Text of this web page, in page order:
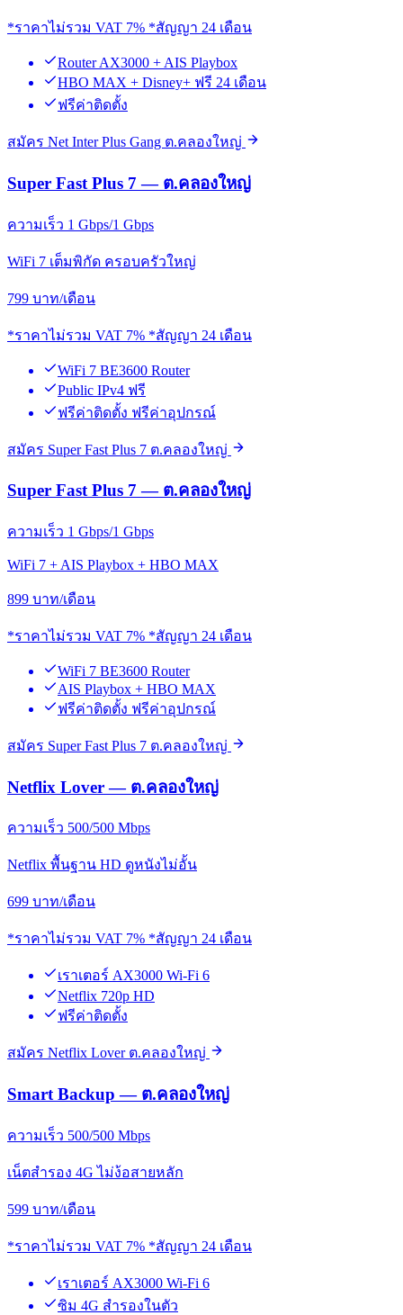
*ราคาไม่รวม VAT 7% *สัญญา 24 เดือน
Router AX3000 + AIS Playbox
HBO MAX + Disney+ ฟรี 24 เดือน
ฟรีค่าติดตั้ง
สมัคร Net Inter Plus Gang ต.คลองใหญ่
Super Fast Plus 7 — ต.คลองใหญ่
ความเร็ว 1 Gbps/1 Gbps
WiFi 7 เต็มพิกัด ครอบครัวใหญ่
799 บาท/เดือน
*ราคาไม่รวม VAT 7% *สัญญา 24 เดือน
WiFi 7 BE3600 Router
Public IPv4 ฟรี
ฟรีค่าติดตั้ง ฟรีค่าอุปกรณ์
สมัคร Super Fast Plus 7 ต.คลองใหญ่
Super Fast Plus 7 — ต.คลองใหญ่
ความเร็ว 1 Gbps/1 Gbps
WiFi 7 + AIS Playbox + HBO MAX
899 บาท/เดือน
*ราคาไม่รวม VAT 7% *สัญญา 24 เดือน
WiFi 7 BE3600 Router
AIS Playbox + HBO MAX
ฟรีค่าติดตั้ง ฟรีค่าอุปกรณ์
สมัคร Super Fast Plus 7 ต.คลองใหญ่
Netflix Lover — ต.คลองใหญ่
ความเร็ว 500/500 Mbps
Netflix พื้นฐาน HD ดูหนังไม่อั้น
699 บาท/เดือน
*ราคาไม่รวม VAT 7% *สัญญา 24 เดือน
เราเตอร์ AX3000 Wi-Fi 6
Netflix 720p HD
ฟรีค่าติดตั้ง
สมัคร Netflix Lover ต.คลองใหญ่
Smart Backup — ต.คลองใหญ่
ความเร็ว 500/500 Mbps
เน็ตสำรอง 4G ไม่ง้อสายหลัก
599 บาท/เดือน
*ราคาไม่รวม VAT 7% *สัญญา 24 เดือน
เราเตอร์ AX3000 Wi-Fi 6
ซิม 4G สำรองในตัว